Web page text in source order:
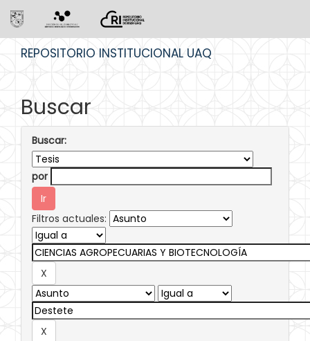
REPOSITORIO INSTITUCIONAL UAQ
Buscar
Buscar:
por
Filtros actuales: